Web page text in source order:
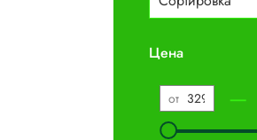
Цена
от —